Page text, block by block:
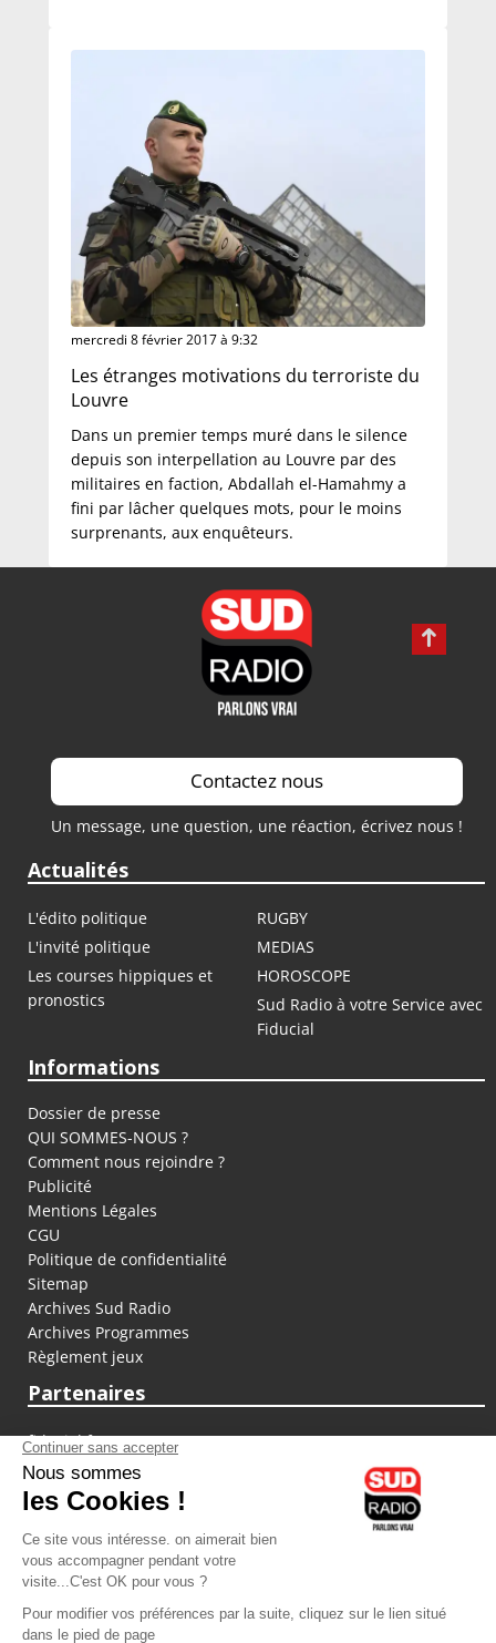
mercredi 8 février 2017 à 9:32
Les étranges motivations du terroriste du
Louvre
Dans un premier temps muré dans le silence
depuis son interpellation au Louvre par des
militaires en faction, Abdallah el-Hamahmy a
fini par lâcher quelques mots, pour le moins
surprenants, aux enquêteurs.
Contactez nous
Un message, une question, une réaction, écrivez nous !
Actualités
L'édito politique
RUGBY
L'invité politique
MEDIAS
Les courses hippiques et
pronostics
HOROSCOPE
Sud Radio à votre Service avec
Fiducial
Informations
Dossier de presse
QUI SOMMES-NOUS ?
Comment nous rejoindre ?
Publicité
Mentions Légales
CGU
Politique de confidentialité
Sitemap
Archives Sud Radio
Archives Programmes
Règlement jeux
Partenaires
fiducial.fr
lyoncapitale.fr
olympique-et-lyonnais.com
L'application Iphone / Android
Téléchargez l'application